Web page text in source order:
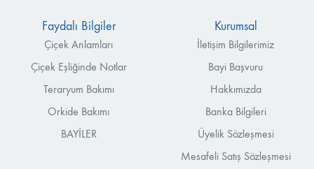
Faydalı Bilgiler
Çiçek Anlamları
Çiçek Eşliğinde Notlar
Teraryum Bakımı
Orkide Bakımı
BAYİLER
Kurumsal
İletişim Bilgilerimiz
Bayi Başvuru
Hakkımızda
Banka Bilgileri
Üyelik Sözleşmesi
Mesafeli Satış Sözleşmesi